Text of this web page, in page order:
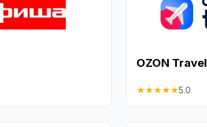
OZON Travel
★★★★★5.0